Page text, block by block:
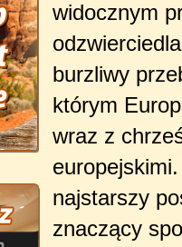
widocznym
burzliwy
którym
wraz z
najstarszy
znaczący